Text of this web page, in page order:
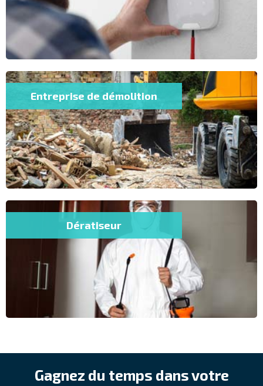
Entreprise de démolition
Dératiseur
Gagnez du temps dans votre